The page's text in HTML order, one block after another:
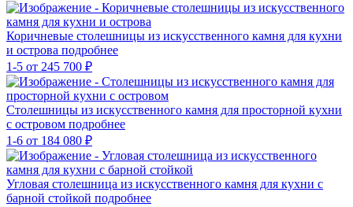
Коричневые столешницы из искусственного камня для кухни
и острова подробнее
1-5 от 245 700 ₽
Столешницы из искусственного камня для просторной кухни
с островом подробнее
1-6 от 184 080 ₽
Угловая столешница из искусственного камня для кухни с
барной стойкой подробнее